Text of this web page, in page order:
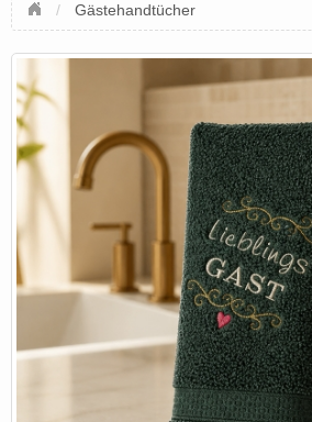
Gästehandtücher